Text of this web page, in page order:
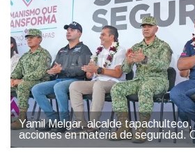
Yamil Melgar, alcalde tapachulteco,
acciones en materia de seguridad.